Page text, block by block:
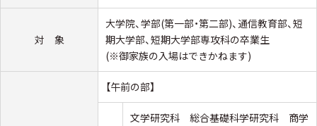
対 象
大学院、学部(第一部・第二部)、通信教育部、短
期大学部、短期大学部専攻科の卒業生
(※御家族の入場はできかねます)
【午前の部】
文学研究科 総合基礎科学研究科 商学